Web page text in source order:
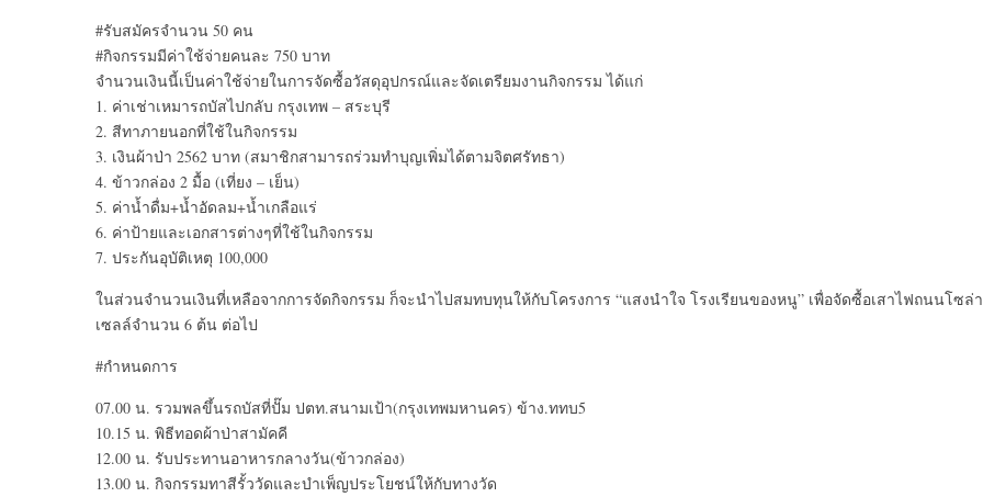
#รับสมัครจำนวน 50 คน
#กิจกรรมมีค่าใช้จ่ายคนละ 750 บาท
จำนวนเงินนี้เป็นค่าใช้จ่ายในการจัดซื้อวัสดุอุปกรณ์และจัดเตรียมงานกิจกรรม ได้แก่
1. ค่าเช่าเหมารถบัสไปกลับ กรุงเทพ – สระบุรี
2. สีทาภายนอกที่ใช้ในกิจกรรม
3. เงินผ้าป่า 2562 บาท (สมาชิกสามารถร่วมทำบุญเพิ่มได้ตามจิตศรัทธา)
4. ข้าวกล่อง 2 มื้อ (เที่ยง – เย็น)
5. ค่าน้ำดื่ม+น้ำอัดลม+น้ำเกลือแร่
6. ค่าป้ายและเอกสารต่างๆที่ใช้ในกิจกรรม
7. ประกันอุบัติเหตุ 100,000
ในส่วนจำนวนเงินที่เหลือจากการจัดกิจกรรม ก็จะนำไปสมทบทุนให้กับโครงการ “แสงนำใจ โรงเรียนของหนู” เพื่อจัดซื้อเสาไฟถนนโซล่า
เซลล์จำนวน 6 ต้น ต่อไป
#กำหนดการ
07.00 น. รวมพลขึ้นรถบัสที่ปั๊ม ปตท.สนามเป้า(กรุงเทพมหานคร) ข้าง.ททบ5
10.15 น. พิธีทอดผ้าป่าสามัคคี
12.00 น. รับประทานอาหารกลางวัน(ข้าวกล่อง)
13.00 น. กิจกรรมทาสีรั้ววัดและบำเพ็ญประโยชน์ให้กับทางวัด